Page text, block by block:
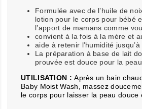
Formulée avec de l’huile de
lotion pour le corps pour bébé
l’apport de mamans comme
convient à la fois à la mère et
aide à retenir l’humidité
La préparation à base de lait
prouvée est douce pour la
UTILISATION : Après un bain
Baby Moist Wash, massez
le corps pour laisser la peau douce